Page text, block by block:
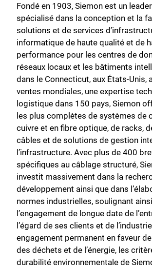
Fondé en 1903, Siemon est un
spécialisé dans la conception et la
solutions et de services
informatique de haute qualité et de
performance pour les centres de
réseaux locaux et les bâtiments
dans le Connecticut, aux États-Unis,
ventes mondiales, une expertise
logistique dans 150 pays, Siemon
les plus complètes de systèmes de
cuivre et en fibre optique, de racks,
câbles et de solutions de gestion
l’infrastructure. Avec plus de 400
spécifiques au câblage structuré,
investit massivement dans la
développement ainsi que dans
normes industrielles, soulignant ainsi
l’engagement de longue date de
l’égard de ses clients et de
engagement permanent en faveur
des déchets et de l’énergie, les
durabilité environnementale de